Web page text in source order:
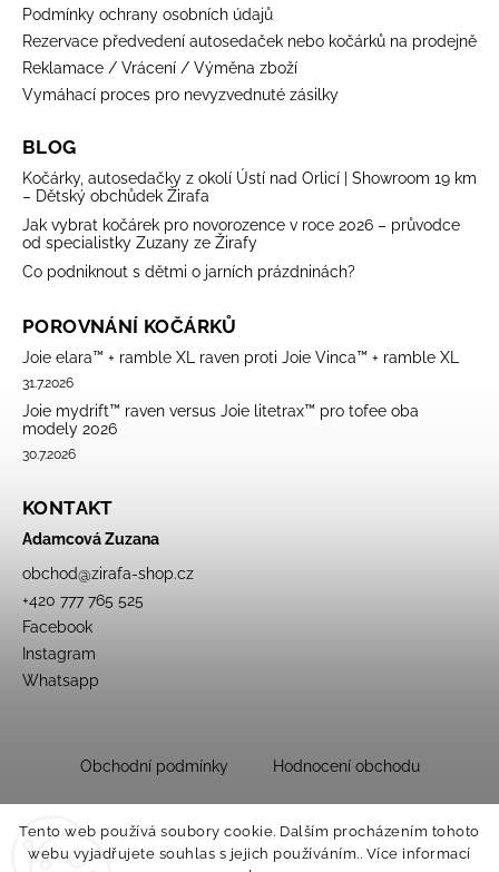
Tento web používá soubory cookie. Dalším procházením tohoto
webu vyjadřujete souhlas s jejich používáním.. Více informací
Podmínky ochrany osobních údajů
Rezervace předvedení autosedaček nebo kočárků na prodejně
Reklamace / Vrácení / Výměna zboží
Vymáhací proces pro nevyzvednuté zásilky
BLOG
Kočárky, autosedačky z okolí Ústí nad Orlicí | Showroom 19 km
– Dětský obchůdek Žirafa
Jak vybrat kočárek pro novorozence v roce 2026 – průvodce
od specialistky Zuzany ze Žirafy
Co podniknout s dětmi o jarních prázdninách?
POROVNÁNÍ KOČÁRKŮ
Joie elara™ + ramble XL raven proti Joie Vinca™ + ramble XL
31.7.2026
Joie mydrift™ raven versus Joie litetrax™ pro tofee oba
modely 2026
30.7.2026
KONTAKT
Adamcová Zuzana
obchod@zirafa-shop.cz
+420 777 765 525
Facebook
Instagram
Whatsapp
Obchodní podmínky Hodnocení obchodu